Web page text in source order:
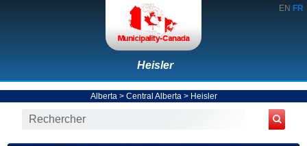
EN FR
Heisler
Alberta > Central Alberta > Heisler